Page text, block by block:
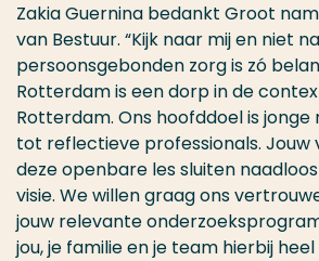
Zakia Guernina bedankt Groot
van Bestuur. “Kijk naar mij en niet
persoonsgebonden zorg is zó
Rotterdam is een dorp in de
Rotterdam. Ons hoofddoel is
tot reflectieve professionals. Jouw
deze openbare les sluiten
visie. We willen graag ons
jouw relevante
jou, je familie en je team hierbij heel